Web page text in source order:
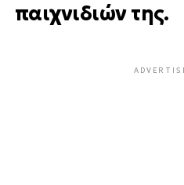
παιχνιδιών της.